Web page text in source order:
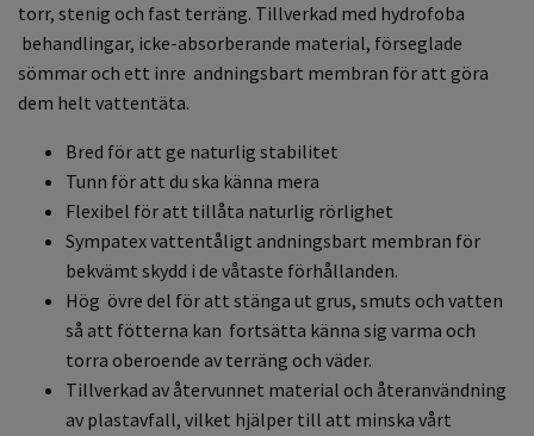
torr, stenig och fast terräng. Tillverkad med hydrofoba
behandlingar, icke-absorberande material, förseglade
sömmar och ett inre andningsbart membran för att göra
dem helt vattentäta.
Bred för att ge naturlig stabilitet
Tunn för att du ska känna mera
Flexibel för att tillåta naturlig rörlighet
Sympatex vattentåligt andningsbart membran för
bekvämt skydd i de våtaste förhållanden.
Hög övre del för att stänga ut grus, smuts och vatten
så att fötterna kan fortsätta känna sig varma och
torra oberoende av terräng och väder.
Tillverkad av återvunnet material och återanvändning
av plastavfall, vilket hjälper till att minska vårt